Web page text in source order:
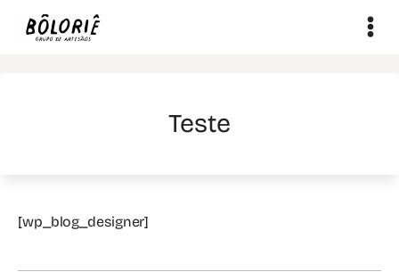
Teste
[wp_blog_designer]